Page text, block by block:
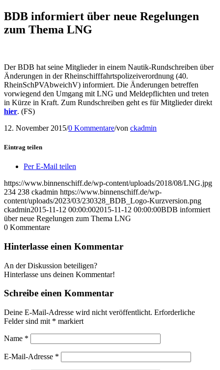
BDB informiert über neue Regelungen
zum Thema LNG
Der BDB hat seine Mitglieder in einem Nautik-Rundschreiben über
Änderungen in der Rheinschifffahrtspolizeiverordnung (40.
RheinSchPVAbweichV) informiert. Die Änderungen betreffen
vorwiegend den Umgang mit LNG und Meldepflichten und treten
in Kürze in Kraft. Zum Rundschreiben geht es für Mitglieder direkt
hier. (FS)
12. November 2015/0 Kommentare/von ckadmin
Eintrag teilen
Per E-Mail teilen
https://www.binnenschiff.de/wp-content/uploads/2018/08/LNG.jpg
234 238 ckadmin https://www.binnenschiff.de/wp-
content/uploads/2023/03/230328_BDB_Logo-Kurzversion.png
ckadmin2015-11-12 00:00:002015-11-12 00:00:00BDB informiert
über neue Regelungen zum Thema LNG
0 Kommentare
Hinterlasse einen Kommentar
An der Diskussion beteiligen?
Hinterlasse uns deinen Kommentar!
Schreibe einen Kommentar
Deine E-Mail-Adresse wird nicht veröffentlicht. Erforderliche
Felder sind mit * markiert
Name *
E-Mail-Adresse *